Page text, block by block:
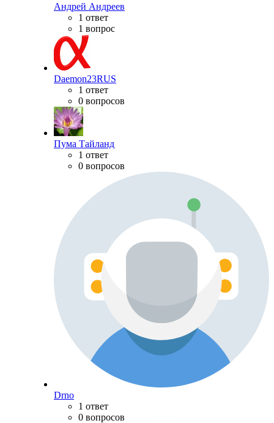
Андрей Андреев
1 ответ
1 вопрос
Daemon23RUS
1 ответ
0 вопросов
Пума Тайланд
1 ответ
0 вопросов
Drno
1 ответ
0 вопросов